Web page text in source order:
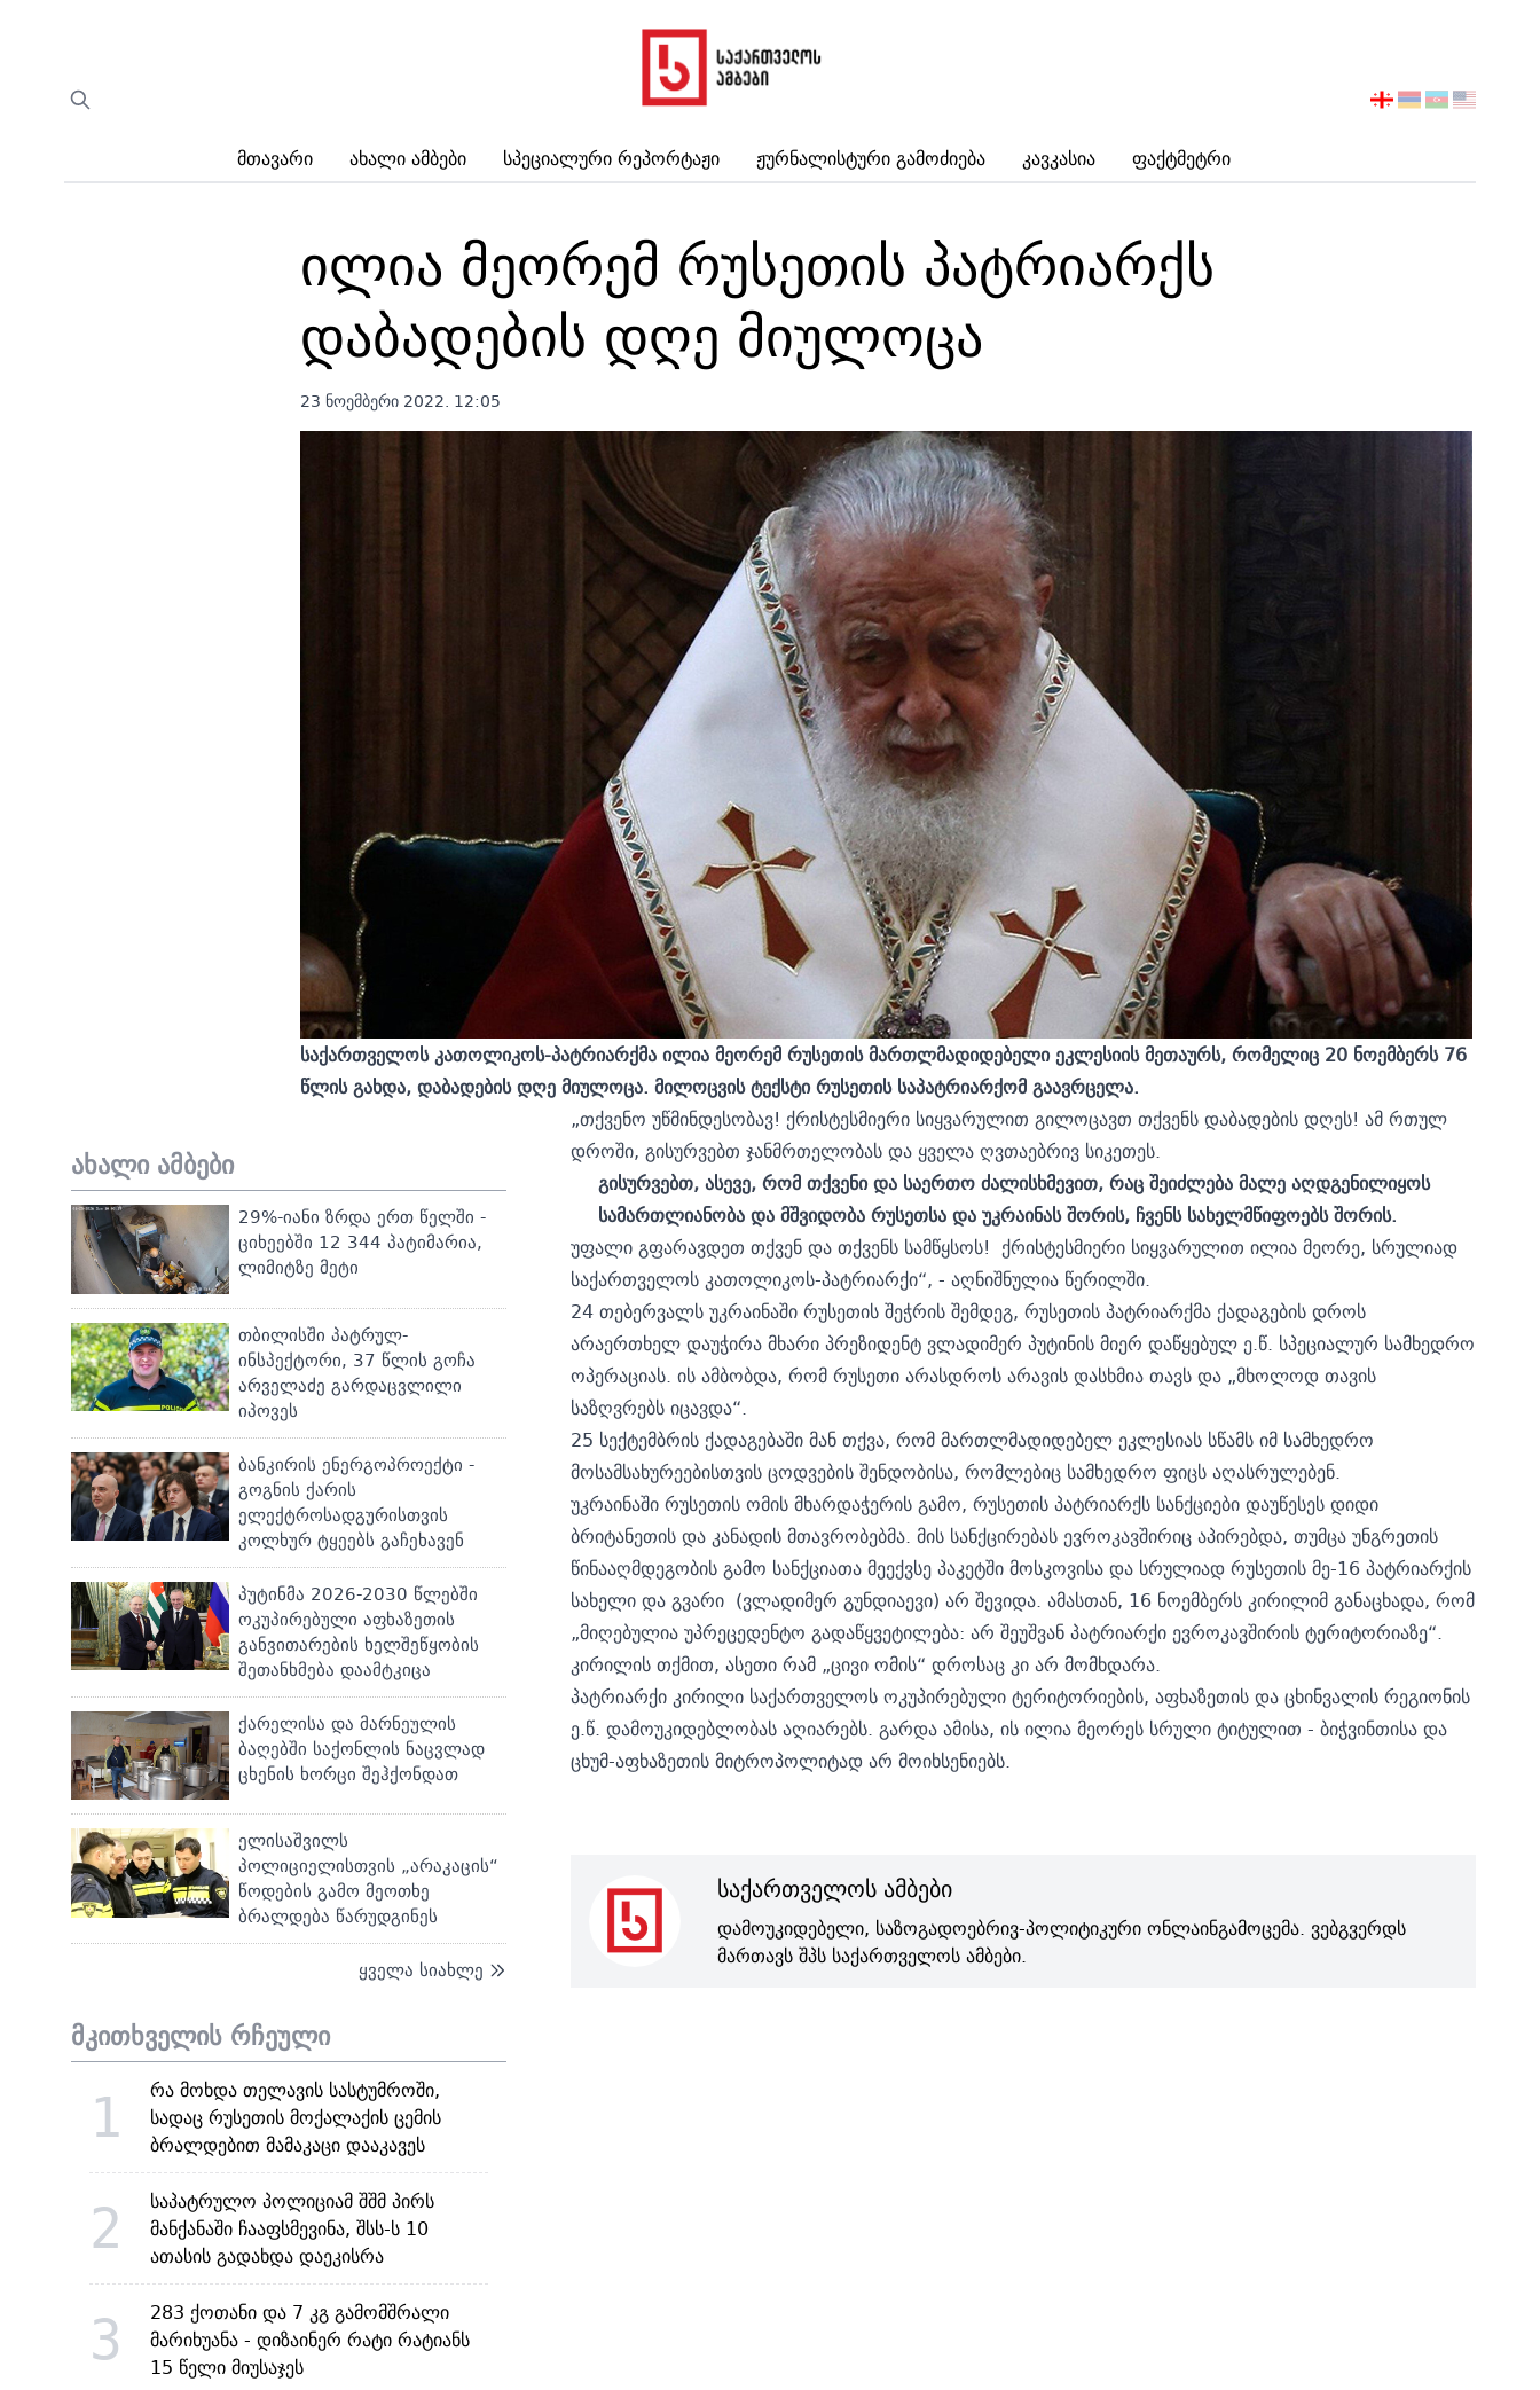
Მთავარი Ახალი Ამბები Სპეციალური Რეპორტაჟი Ჟურნალისტური Გამოძიება Კავკასია Ფაქტმეტრი
აირჩიეთ
ილია მეორემ რუსეთის პატრიარქს
დაბადების დღე მიულოცა
23 ნოემბერი 2022. 12:05
საქართველოს კათოლიკოს-პატრიარქმა ილია მეორემ რუსეთის მართლმადიდებელი ეკლესიის მეთაურს, რომელიც 20 ნოემბერს 76
წლის გახდა, დაბადების დღე მიულოცა. მილოცვისტექსტირუსეთის საპატრიარქომ გაავრცელა.
ახალი ამბები
29%-იანი ზრდა ერთ წელში -
ციხეებში 12 344 პატიმარია,
ლიმიტზე მეტი
თბილისში პატრულ-
ინსპექტორი, 37 წლის გოჩა
არველაძე გარდაცვლილი
იპოვეს
ბანკირის ენერგოპროექტი -
გოგნის ქარის
ელექტროსადგურისთვის
კოლხურ ტყეებს გაჩეხავენ
პუტინმა 2026-2030 წლებში
ოკუპირებული აფხაზეთის
განვითარების ხელშეწყობის
შეთანხმება დაამტკიცა
ქარელისა და მარნეულის
ბაღებში საქონლის ნაცვლად
ცხენის ხორცი შეჰქონდათ
ელისაშვილს
პოლიციელისთვის „არაკაცის“
წოდების გამო მეოთხე
ბრალდება წარუდგინეს
ყველა სიახლე
მკითხველის რჩეული
1
რა მოხდა თელავის სასტუმროში,
სადაც რუსეთის მოქალაქის ცემის
ბრალდებით მამაკაცი დააკავეს
2
საპატრულო პოლიციამ შშმ პირს
მანქანაში ჩააფსმევინა, შსს-ს 10
ათასის გადახდა დაეკისრა
3
283 ქოთანი და 7 კგ გამომშრალი
მარიხუანა - დიზაინერ რატი რატიანს
15 წელი მიუსაჯეს
„თქვენო უწმინდესობავ! ქრისტესმიერი სიყვარულით გილოცავთ თქვენს დაბადების დღეს! ამ რთულ
დროში, გისურვებთ ჯანმრთელობას და ყველა ღვთაებრივ სიკეთეს.
გისურვებთ, ასევე, რომ თქვენი და საერთო ძალისხმევით, რაც შეიძლება მალე აღდგენილიყოს
სამართლიანობა და მშვიდობა რუსეთსა და უკრაინას შორის, ჩვენს სახელმწიფოებს შორის.
უფალი გფარავდეთ თქვენ და თქვენს სამწყსოს! ქრისტესმიერი სიყვარულით ილია მეორე, სრულიად
საქართველოს კათოლიკოს-პატრიარქი“, - აღნიშნულია წერილში.
24 თებერვალს უკრაინაში რუსეთის შეჭრის შემდეგ, რუსეთის პატრიარქმა ქადაგების დროს
არაერთხელ დაუჭირა მხარი პრეზიდენტ ვლადიმერ პუტინის მიერ დაწყებულ ე.წ. სპეციალურ სამხედრო
ოპერაციას. ის ამბობდა, რომ რუსეთი არასდროს არავის დასხმია თავს და „მხოლოდ თავის
საზღვრებს იცავდა“.
25 სექტემბრის ქადაგებაში მან თქვა, რომ მართლმადიდებელ ეკლესიას სწამს იმ სამხედრო
მოსამსახურეებისთვის ცოდვების შენდობისა, რომლებიც სამხედრო ფიცს აღასრულებენ.
უკრაინაში რუსეთის ომის მხარდაჭერის გამო, რუსეთის პატრიარქს სანქციები დაუწესეს დიდი
ბრიტანეთის და კანადის მთავრობებმა. მის სანქცირებას ევროკავშირიც აპირებდა, თუმცა უნგრეთის
წინააღმდეგობის გამო სანქციათა მეექვსე პაკეტში მოსკოვისა და სრულიად რუსეთის მე-16 პატრიარქის
სახელი და გვარი (ვლადიმერ გუნდიაევი) არ შევიდა. ამასთან, 16 ნოემბერს კირილიმ განაცხადა, რომ
„მიღებულია უპრეცედენტო გადაწყვეტილება: არ შეუშვან პატრიარქი ევროკავშირის ტერიტორიაზე“.
კირილის თქმით, ასეთი რამ „ცივი ომის“ დროსაც კი არ მომხდარა.
პატრიარქი კირილი საქართველოს ოკუპირებული ტერიტორიების, აფხაზეთის და ცხინვალის რეგიონის
ე.წ. დამოუკიდებლობას აღიარებს. გარდა ამისა, ის ილია მეორეს სრული ტიტულით - ბიჭვინთისა და
ცხუმ-აფხაზეთის მიტროპოლიტად არ მოიხსენიებს.
საქართველოს ამბები
დამოუკიდებელი, საზოგადოებრივ-პოლიტიკური ონლაინგამოცემა. ვებგვერდს
მართავს შპს საქართველოს ამბები.